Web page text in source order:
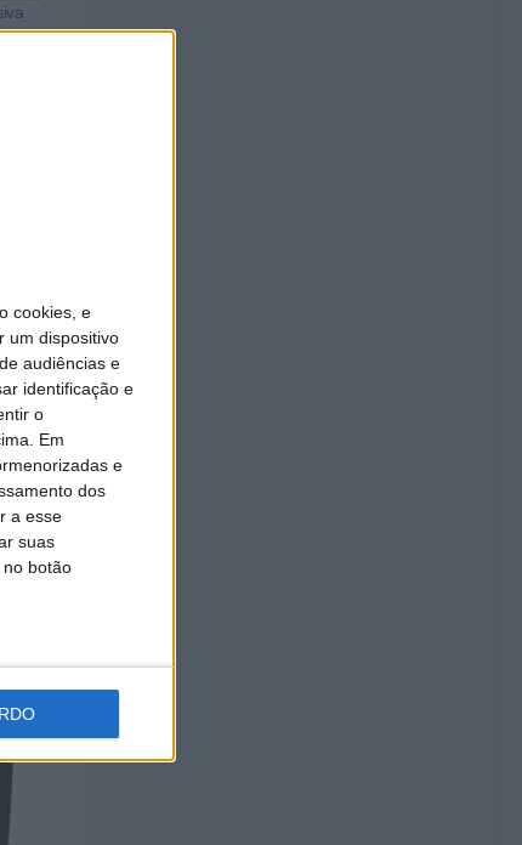
cookies, e
um dispositivo
audiências e
identificação e
o
Em
e
dos
a esse
suas
botão